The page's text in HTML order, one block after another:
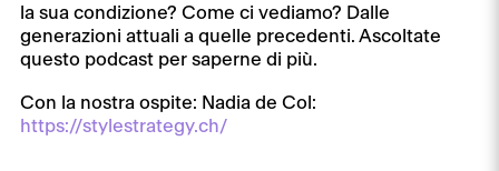
la sua condizione? Come ci vediamo? Dalle
generazioni attuali a quelle precedenti. Ascoltate
questo podcast per saperne di più.
Con la nostra ospite: Nadia de Col:
https://stylestrategy.ch/